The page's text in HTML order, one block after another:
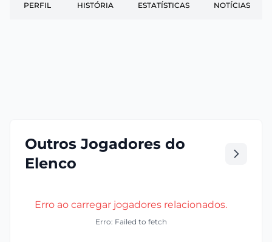
PERFIL HISTÓRIA ESTATÍSTICAS NOTÍCIAS
Outros Jogadores do
Elenco
Erro ao carregar jogadores relacionados.
Erro: Failed to fetch